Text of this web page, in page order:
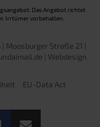
Das Angebot richtet
Irrtümer vorbehalten.
Moosburger Straße 21 |
| Webdesign
EU-Data Act